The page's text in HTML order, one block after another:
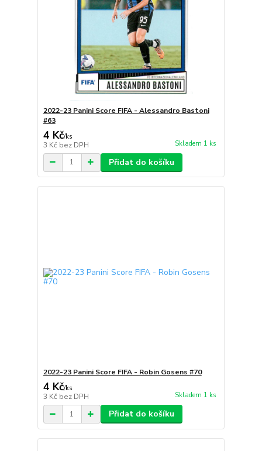
2022-23 Panini Score FIFA - Alessandro Bastoni
#63
4 Kč/ks
3 Kč bez DPH Skladem 1 ks
Přidat do košíku
2022-23 Panini Score FIFA - Robin Gosens #70
4 Kč/ks
3 Kč bez DPH Skladem 1 ks
Přidat do košíku